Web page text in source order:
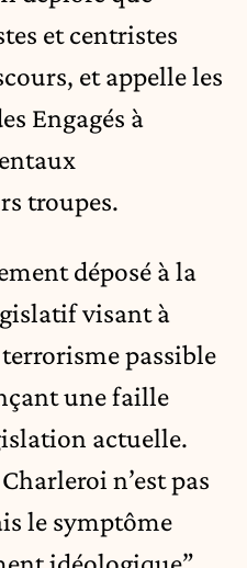
et centristes
et appelle les
Engagés à
troupes.
déposé à la
visant à
passible
une faille
actuelle.
n’est pas
le symptôme